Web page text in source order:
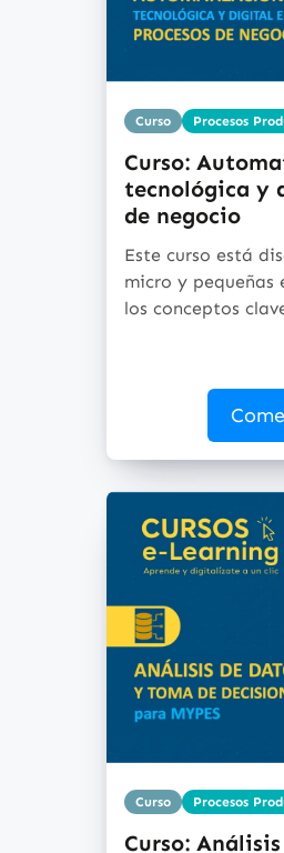
Curso Procesos
Curso:
tecnológica y
de negocio
Este curso está
micro y pequeñas
los conceptos
Curso Procesos
Curso: